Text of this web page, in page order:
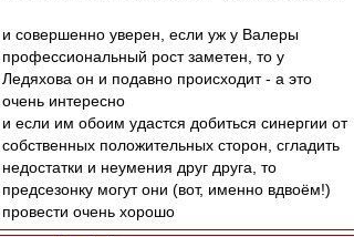
и совершенно уверен, если уж у Валеры
профессиональный рост заметен, то у
Ледяхова он и подавно происходит - а это
очень интересно
и если им обоим удастся добиться синергии от
собственных положительных сторон, сгладить
недостатки и неумения друг друга, то
предсезонку могут они (вот, именно вдвоём!)
провести очень хорошо